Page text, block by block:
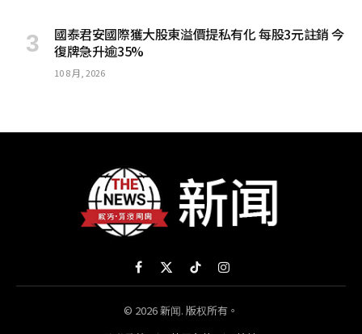
國泰君安國際獲大股東溢價提私有化 每股3元註銷 今
復牌急升逾35%
10 8 月, 2026
Facebook
X
(Twitter)
TikTokInstagram
© 2026 新闻. 版权所有。